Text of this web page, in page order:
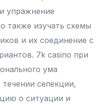
упражнение
также изучать схемы
и их соединение с
7k casino при
ума
селекции,
о ситуации и